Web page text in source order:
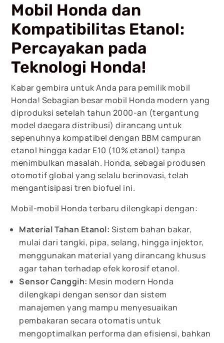
Mobil Honda dan
Kompatibilitas Etanol:
Percayakan pada
Teknologi Honda!
Kabar gembira untuk Anda para pemilik mobil
Honda! Sebagian besar mobil Honda modern yang
diproduksi setelah tahun 2000-an (tergantung
model daegara distribusi) dirancang untuk
sepenuhnya kompatibel dengan BBM campuran
etanol hingga kadar E10 (10% etanol) tanpa
menimbulkan masalah. Honda, sebagai produsen
otomotif global yang selalu berinovasi, telah
mengantisipasi tren biofuel ini.
Mobil-mobil Honda terbaru dilengkapi dengan:
Material Tahan Etanol: Sistem bahan bakar,
mulai dari tangki, pipa, selang, hingga injektor,
menggunakan material yang dirancang khusus
agar tahan terhadap efek korosif etanol.
Sensor Canggih: Mesin modern Honda
dilengkapi dengan sensor dan sistem
manajemen yang mampu menyesuaikan
pembakaran secara otomatis untuk
mengoptimalkan performa dan efisiensi, bahkan